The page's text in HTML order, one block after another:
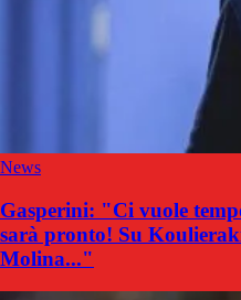
News
Gasperini: "Ci vuole
sarà pronto! Su
Molina..."